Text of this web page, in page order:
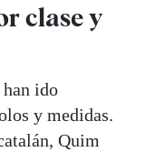
clase y
ido
y medidas.
Quim